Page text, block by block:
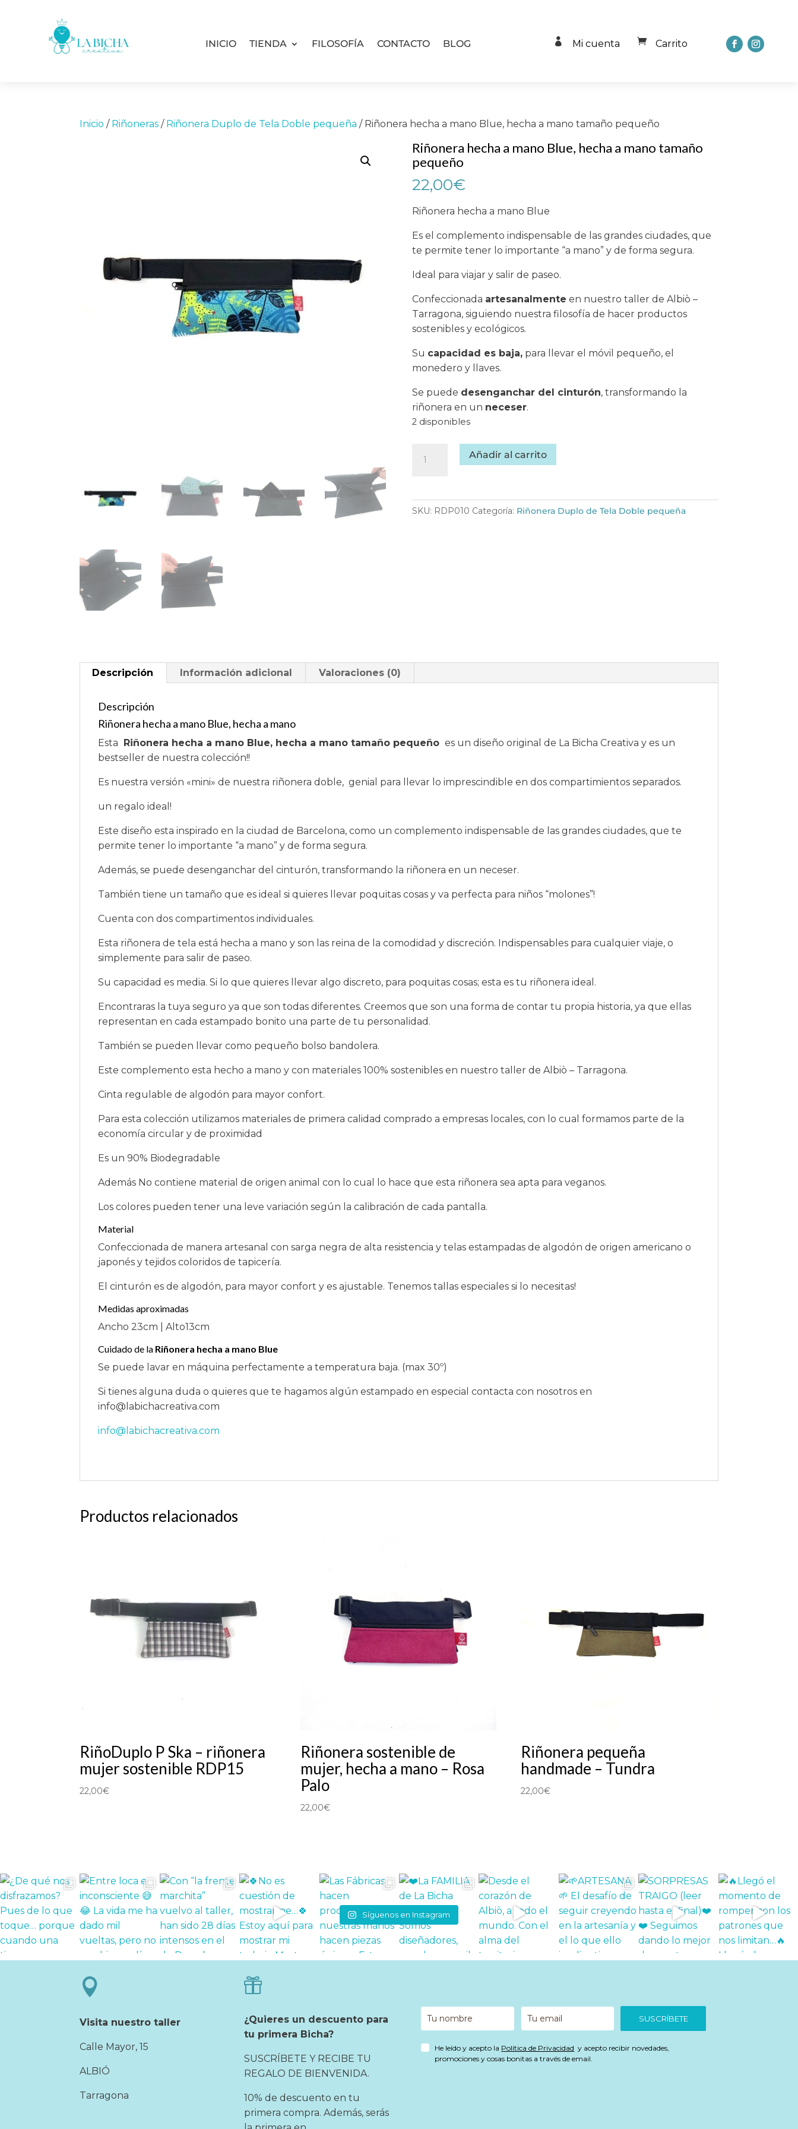
INICIO TIENDA FILOSOFÍA CONTACTO BLOG  Mi cuenta  Carrito
Inicio / Riñoneras / Riñonera Duplo de Tela Doble pequeña / Riñonera hecha a mano Blue, hecha a mano tamaño pequeño
Riñonera hecha a mano Blue, hecha a mano tamaño
pequeño
22,00€
Riñonera hecha a mano Blue
Es el complemento indispensable de las grandes ciudades, que
te permite tener lo importante “a mano” y de forma segura.
Ideal para viajar y salir de paseo.
Confeccionada artesanalmente en nuestro taller de Albiò –
Tarragona, siguiendo nuestra filosofía de hacer productos
sostenibles y ecológicos.
Su capacidad es baja,para llevar el móvil pequeño, el
monedero y llaves.
Se puede desenganchar del cinturón, transformando la
riñonera en un neceser.
2 disponibles
hecha
Blue,
Añadir al carrito
SKU: RDP010 Categoría: Riñonera Duplo de Tela Doble pequeña
Descripción Información adicional Valoraciones (0)
Descripción
Riñonera hecha a mano Blue, hecha a mano
Esta Riñonera hecha a mano Blue, hecha a mano tamaño pequeño es un diseño original de La Bicha Creativa y es un
bestseller de nuestra colección!!
Es nuestra versión «mini» de nuestra riñonera doble, genial para llevar lo imprescindible en dos compartimientos separados.
un regalo ideal!
Este diseño esta inspirado en la ciudad de Barcelona, como un complemento indispensable de las grandes ciudades, que te
permite tener lo importante “a mano” y de forma segura.
Además, se puede desenganchar del cinturón, transformando la riñonera en un neceser.
También tiene un tamaño que es ideal si quieres llevar poquitas cosas y va perfecta para niños “molones”!
Cuenta con dos compartimentos individuales.
Esta riñonera de tela está hecha a mano y son las reina de la comodidad y discreción. Indispensables para cualquier viaje, o
simplemente para salir de paseo.
Su capacidad es media. Si lo que quieres llevar algo discreto, para poquitas cosas; esta es tu riñonera ideal.
Encontraras la tuya seguro ya que son todas diferentes. Creemos que son una forma de contar tu propia historia, ya que ellas
representan en cada estampado bonito una parte de tu personalidad.
También se pueden llevar como pequeño bolso bandolera.
Este complemento esta hecho a mano y con materiales 100% sostenibles en nuestro taller de Albiò – Tarragona.
Cinta regulable de algodón para mayor confort.
Para esta colección utilizamos materiales de primera calidad comprado a empresas locales, con lo cual formamos parte de la
economía circular y de proximidad
Es un 90% Biodegradable
Además No contiene material de origen animal con lo cual lo hace que esta riñonera sea apta para veganos.
Los colores pueden tener una leve variación según la calibración de cada pantalla.
Material
Confeccionada de manera artesanal con sarga negra de alta resistencia y telas estampadas de algodón de origen americano o
japonés y tejidos coloridos de tapicería.
El cinturón es de algodón, para mayor confort y es ajustable. Tenemos tallas especiales si lo necesitas!
Medidas aproximadas
Ancho 23cm | Alto13cm
Cuidado de la Riñonera hecha a mano Blue
Se puede lavar en máquina perfectamente a temperatura baja. (max 30º)
Si tienes alguna duda o quieres que te hagamos algún estampado en especial contacta con nosotros en
info@labichacreativa.com
info@labichacreativa.com
Productos relacionados
RiñoDuplo P Ska – riñonera
mujer sostenible RDP15
22,00€
Riñonera sostenible de
mujer, hecha a mano – Rosa
Palo
22,00€
Riñonera pequeña
handmade – Tundra
22,00€
Síguenos en Instagram

Visita nuestro taller
Calle Mayor, 15
ALBIÓ
Tarragona

¿Quieres un descuento para
tu primera Bicha?
SUSCRÍBETE Y RECIBE TU
REGALO DE BIENVENIDA.
10% de descuento en tu
primera compra. Además, serás
SUSCRÍBETE
He leído y acepto la Política de Privacidad y acepto recibir novedades,
promociones y cosas bonitas a través de email.